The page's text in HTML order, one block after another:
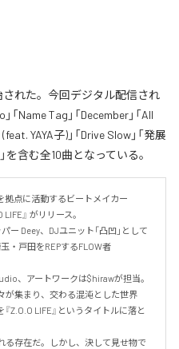
された。今回デジタル配信され
「Name Tag」「December」「All
YAYA子)」「Drive Slow」「発展
を含む全10曲となっている。
点に活動するビートメイカー
』 がリリース。
Deey、DJユニット「凸凹」として
・戸田をREPするFLOW者
、アートワークは$hirawが担当。
が集まり、交わる混沌とした世界
Z.O.O LIFE』というタイトルに落と
れる存在だ。しかし、決して見せ物で